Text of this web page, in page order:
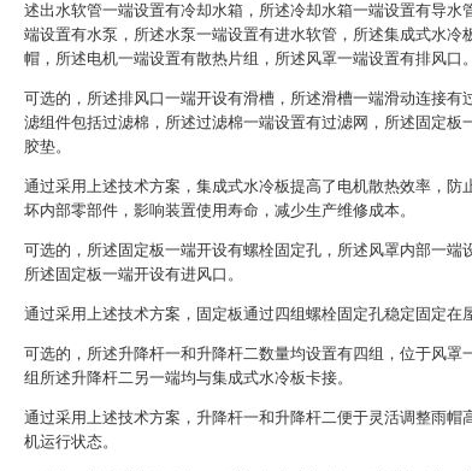
述出水软管一端设置有冷却水箱，所述冷却水箱一端设置有导水
端设置有水泵，所述水泵一端设置有进水软管，所述集成式水冷
帽，所述电机一端设置有散热片组，所述风罩一端设置有排风口。
可选的，所述排风口一端开设有滑槽，所述滑槽一端滑动连接有
滤组件包括过滤棉，所述过滤棉一端设置有过滤网，所述固定板
胶垫。
通过采用上述技术方案，集成式水冷板提高了电机散热效率，防
坏内部零部件，影响装置使用寿命，减少生产维修成本。
可选的，所述固定板一端开设有螺栓固定孔，所述风罩内部一端
所述固定板一端开设有进风口。
通过采用上述技术方案，固定板通过四组螺栓固定孔稳定固定在
可选的，所述升降杆一和升降杆二数量均设置有四组，位于风罩
组所述升降杆二另一端均与集成式水冷板卡接。
通过采用上述技术方案，升降杆一和升降杆二便于灵活调整雨帽
机运行状态。